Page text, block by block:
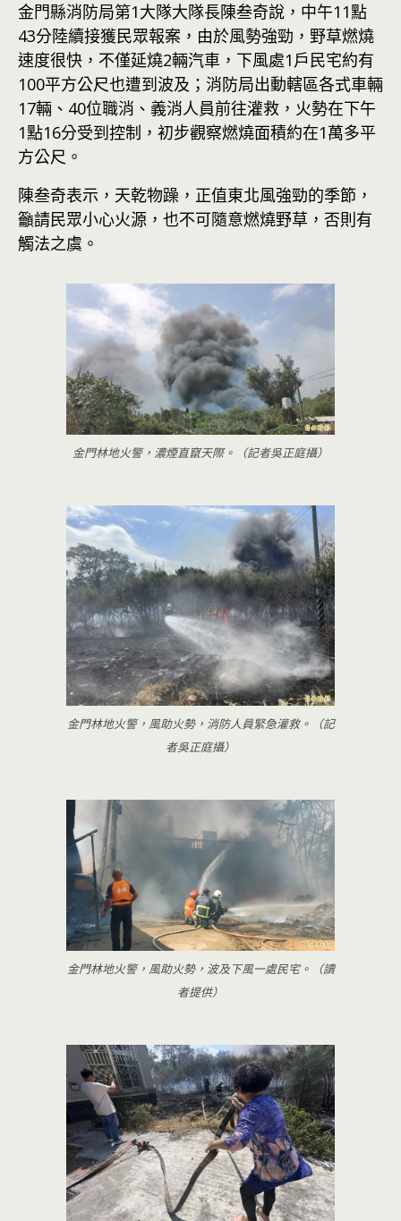
金門縣消防局第1大隊大隊長陳叁奇說，中午11點
43分陸續接獲民眾報案，由於風勢強勁，野草燃燒
速度很快，不僅延燒2輛汽車，下風處1戶民宅約有
100平方公尺也遭到波及；消防局出動轄區各式車輛
17輛、40位職消、義消人員前往灌救，火勢在下午
1點16分受到控制，初步觀察燃燒面積約在1萬多平
方公尺。
陳叁奇表示，天乾物躁，正值東北風強勁的季節，
籲請民眾小心火源，也不可隨意燃燒野草，否則有
觸法之虞。
金門林地火警，濃煙直竄天際。（記者吳正庭攝）
金門林地火警，風助火勢，消防人員緊急灌救。（記
者吳正庭攝）
金門林地火警，風助火勢，波及下風一處民宅。（讀
者提供）